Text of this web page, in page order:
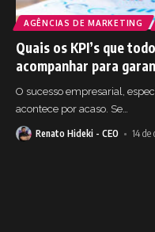
AGÊNCIAS DE MARKETING
Quais os KPI’s que
acompanhar para
O sucesso empresarial,
acontece por acaso. Se…
Renato Hideki - CEO 14 de